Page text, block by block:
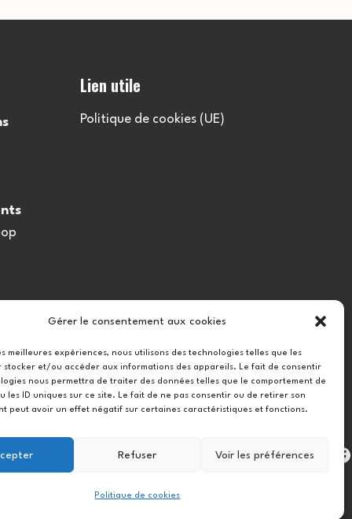
Gérer le consentement aux cookies
meilleures expériences, nous utilisons des technologies telles que les
stocker et/ou accéder aux informations des appareils. Le fait de consentir
nous permettra de traiter des données telles que le comportement de
les ID uniques sur ce site. Le fait de ne pas consentir ou de retirer son
peut avoir un effet négatif sur certaines caractéristiques et fonctions.
Refuser Voir les préférences
Politique de cookies
Lien utile
Politique de cookies (UE)